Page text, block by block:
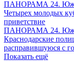
ПАНОРАМА 24.
Четырех молодых
приветствие
ПАНОРАМА 24.
Краснодарские
расправившуюся с
Показать ещё